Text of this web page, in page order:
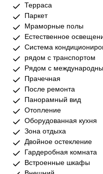
Терраса
Паркет
Мраморные полы
Естественное
Система
рядом с транспортом
Рядом с
Прачечная
После ремонта
Панорамный вид
Отопление
Оборудованная кухня
Зона отдыха
Двойное остекление
Гардеробная комната
Встроенные шкафы